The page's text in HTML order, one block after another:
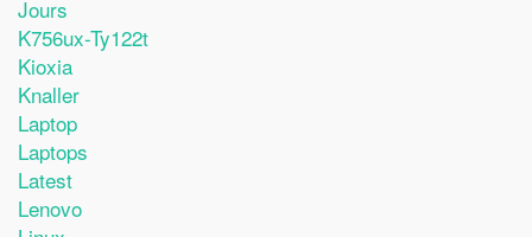
Jours
K756ux-Ty122t
Kioxia
Knaller
Laptop
Laptops
Latest
Lenovo